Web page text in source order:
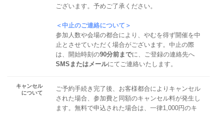
ございます。予めご了承ください。
＜中止のご連絡について＞
参加人数や会場の都合により、やむを得ず開催を中
止とさせていただく場合がございます。中止の際
は、開始時刻の90分前までに、ご登録の連絡先へ
SMSまたはメールにてご連絡いたします。
キャンセル
について
ご予約手続き完了後、お客様都合によりキャンセル
された場合、参加費と同額のキャンセル料が発生し
ます。無料で申込された場合は、一律1,000円のキ